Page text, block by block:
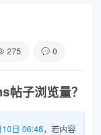
275 0
帖子浏览量？
日 06:48，若内容